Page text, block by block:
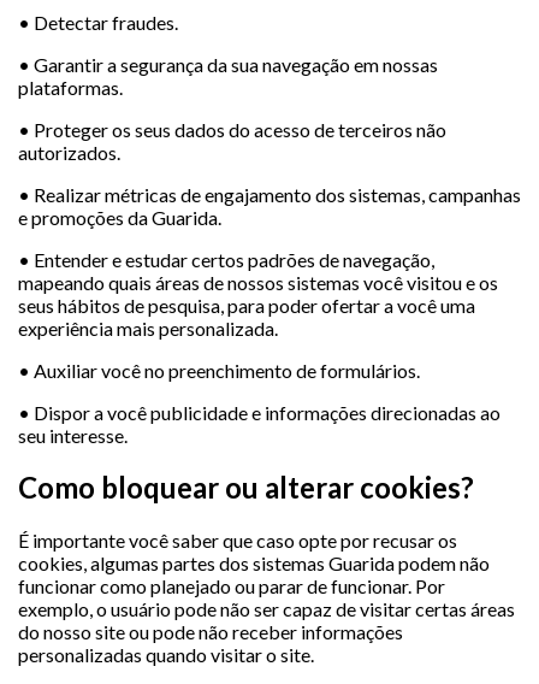
• Detectar fraudes.
• Garantir a segurança da sua navegação em nossas
plataformas.
• Proteger os seus dados do acesso de terceiros não
autorizados.
• Realizar métricas de engajamento dos sistemas, campanhas
e promoções da Guarida.
• Entender e estudar certos padrões de navegação,
mapeando quais áreas de nossos sistemas você visitou e os
seus hábitos de pesquisa, para poder ofertar a você uma
experiência mais personalizada.
• Auxiliar você no preenchimento de formulários.
• Dispor a você publicidade e informações direcionadas ao
seu interesse.
Como bloquear ou alterar cookies?
É importante você saber que caso opte por recusar os
cookies, algumas partes dos sistemas Guarida podem não
funcionar como planejado ou parar de funcionar. Por
exemplo, o usuário pode não ser capaz de visitar certas áreas
do nosso site ou pode não receber informações
personalizadas quando visitar o site.